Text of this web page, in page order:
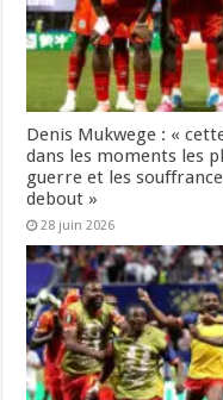
Denis Mukwege : «
dans les moments les
guerre et les
debout »
28 juin 2026